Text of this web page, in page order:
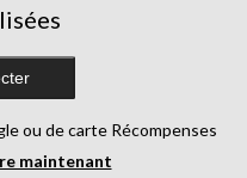
ou de carte Récompenses
maintenant